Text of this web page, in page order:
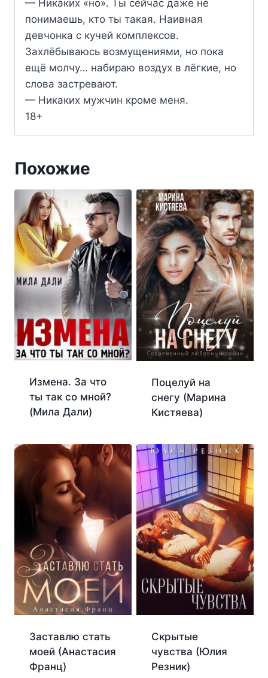
— Никаких «но». Ты сейчас даже не
понимаешь, кто ты такая. Наивная
девчонка с кучей комплексов.
Захлёбываюсь возмущениями, но пока
ещё молчу… набираю воздух в лёгкие, но
слова застревают.
— Никаких мужчин кроме меня.
18+
Похожие
Измена. За что
ты так со мной?
(Мила Дали)
Поцелуй на
снегу (Марина
Кистяева)
Заставлю стать
моей (Анастасия
Франц)
Скрытые
чувства (Юлия
Резник)